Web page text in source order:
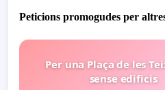
Peticions promogudes per
Per una Plaça de les
sense edificis